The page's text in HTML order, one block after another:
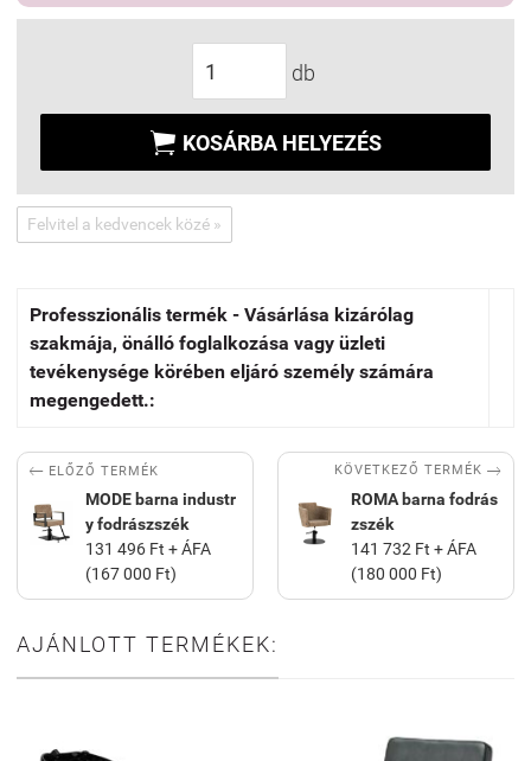
db
 KOSÁRBA HELYEZÉS
Felvitel a kedvencek közé »
Professzionális termék - Vásárlása kizárólag
szakmája, önálló foglalkozása vagy üzleti
tevékenysége körében eljáró személy számára
megengedett.:
 ELŐZŐ TERMÉK
MODE barna industr
y fodrászszék
131 496 Ft + ÁFA
(167 000 Ft)
KÖVETKEZŐ TERMÉK 
ROMA barna fodrás
zszék
141 732 Ft + ÁFA
(180 000 Ft)
AJÁNLOTT TERMÉKEK: